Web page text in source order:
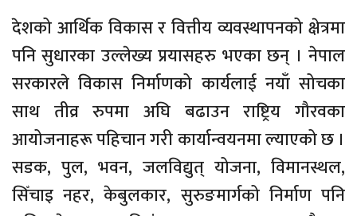
देशको आर्थिक विकास र वित्तीय व्यवस्थापनको क्षेत्रमा
पनि सुधारका उल्लेख्य प्रयासहरु भएका छन् । नेपाल
सरकारले विकास निर्माणको कार्यलाई नयाँ सोचका
साथ तीव्र रुपमा अघि बढाउन राष्ट्रिय गौरवका
आयोजनाहरू पहिचान गरी कार्यान्वयनमा ल्याएको छ ।
सडक, पुल, भवन, जलविद्युत् योजना, विमानस्थल,
सिँचाइ नहर, केबुलकार, सुरुङमार्गको निर्माण पनि